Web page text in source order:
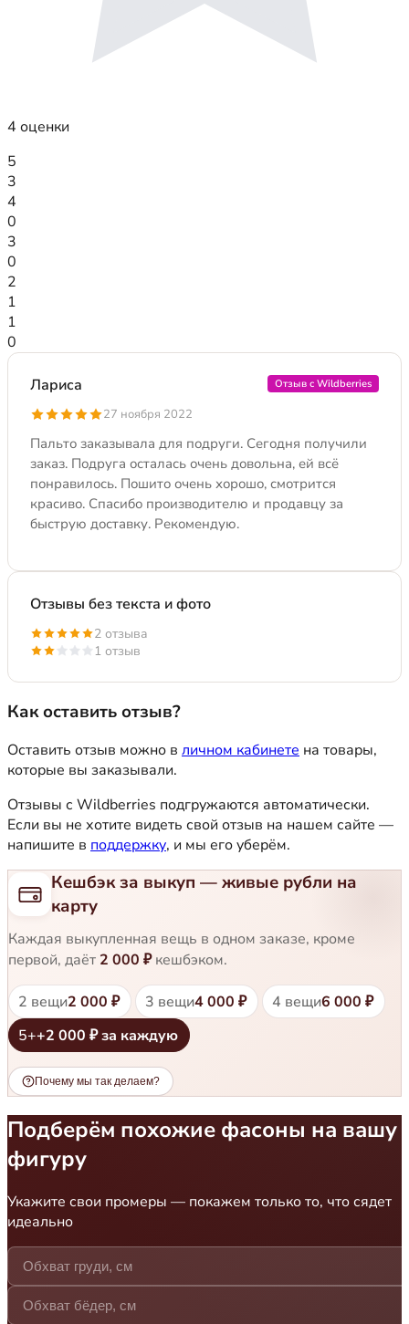
4 оценки
5
3
4
0
3
0
2
1
1
0
Лариса Отзыв с Wildberries
27 ноября 2022
Пальто заказывала для подруги. Сегодня получили
заказ. Подруга осталась очень довольна, ей всё
понравилось. Пошито очень хорошо, смотрится
красиво. Спасибо производителю и продавцу за
быструю доставку. Рекомендую.
Отзывы без текста и фото
2 отзыва
1 отзыв
Как оставить отзыв?
Оставить отзыв можно в личном кабинете на товары,
которые вы заказывали.
Отзывы с Wildberries подгружаются автоматически.
Если вы не хотите видеть свой отзыв на нашем сайте —
напишите в поддержку, и мы его уберём.
Кешбэк за выкуп — живые рубли на
карту
Каждая выкупленная вещь в одном заказе, кроме
первой, даёт 2 000 ₽кешбэком.
2 вещи2 000 ₽ 3 вещи4 000 ₽ 4 вещи6 000 ₽
5++2 000 ₽ за каждую
Почему мы так делаем?
Подберём похожие фасоны на вашу
фигуру
Укажите свои промеры — покажем только то, что сядет
идеально